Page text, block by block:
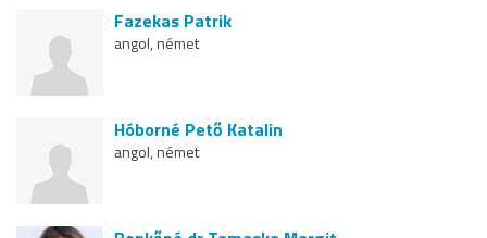
Fazekas Patrik
angol, német
Hóborné Pető Katalin
angol, német